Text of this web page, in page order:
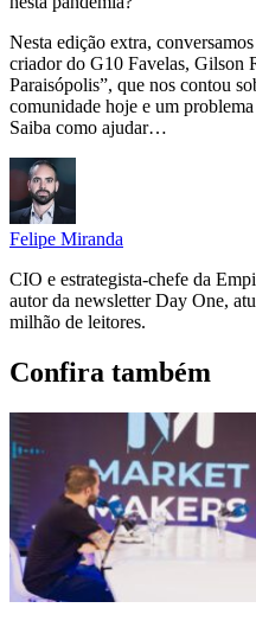
Nesta edição extra,
criador do G10 Favelas, Gilson
Paraisópolis”, que nos contou
comunidade hoje e um
Saiba como ajudar…
Felipe Miranda
CIO e estrategista-chefe da
autor da newsletter Day One,
milhão de leitores.
Confira também